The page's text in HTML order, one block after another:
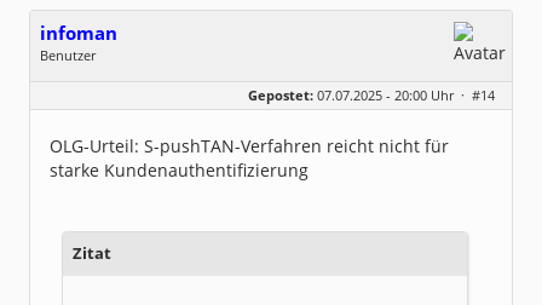
infoman
Benutzer
Dabei seit:
06 / 2008
Gepostet: 07.07.2025 - 20:00 Uhr · #14
OLG-Urteil: S-pushTAN-Verfahren reicht nicht für
starke Kundenauthentifizierung
Zitat